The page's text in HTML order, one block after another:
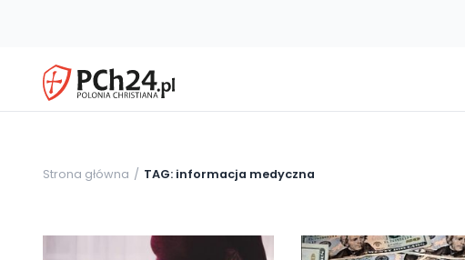
Strona główna TAG: informacja medyczna